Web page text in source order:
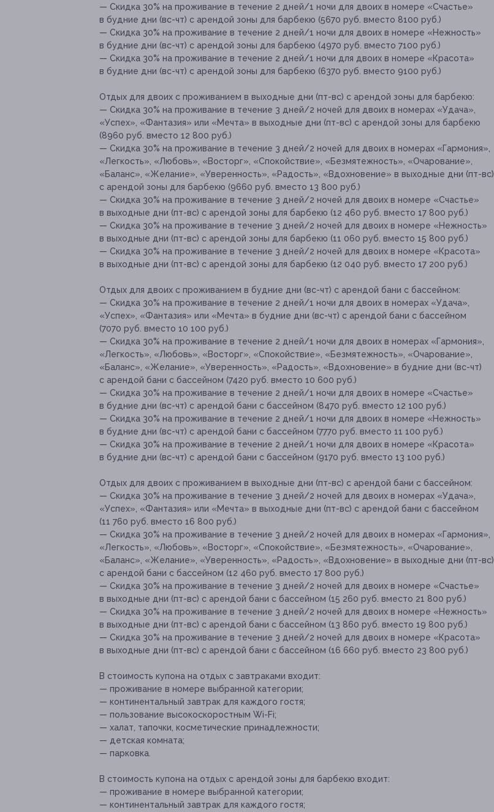
— Скидка 30% на проживание в течение 2 дней/1 ночи для двоих в номере «Счастье»
в будние дни (вс-чт) с арендой зоны для барбекю (5670 руб. вместо 8100 руб.)
— Скидка 30% на проживание в течение 2 дней/1 ночи для двоих в номере «Нежность»
в будние дни (вс-чт) с арендой зоны для барбекю (4970 руб. вместо 7100 руб.)
— Скидка 30% на проживание в течение 2 дней/1 ночи для двоих в номере «Красота»
в будние дни (вс-чт) с арендой зоны для барбекю (6370 руб. вместо 9100 руб.)
Отдых для двоих с проживанием в выходные дни (пт-вс) с арендой зоны для барбекю:
— Скидка 30% на проживание в течение 3 дней/2 ночей для двоих в номерах «Удача»,
«Успех», «Фантазия» или «Мечта» в выходные дни (пт-вс) с арендой зоны для барбекю
(8960 руб. вместо 12 800 руб.)
— Скидка 30% на проживание в течение 3 дней/2 ночей для двоих в номерах «Гармония»,
«Легкость», «Любовь», «Восторг», «Спокойствие», «Безмятежность», «Очарование»,
«Баланс», «Желание», «Уверенность», «Радость», «Вдохновение» в выходные дни (пт-вс)
с арендой зоны для барбекю (9660 руб. вместо 13 800 руб.)
— Скидка 30% на проживание в течение 3 дней/2 ночей для двоих в номере «Счастье»
в выходные дни (пт-вс) с арендой зоны для барбекю (12 460 руб. вместо 17 800 руб.)
— Скидка 30% на проживание в течение 3 дней/2 ночей для двоих в номере «Нежность»
в выходные дни (пт-вс) с арендой зоны для барбекю (11 060 руб. вместо 15 800 руб.)
— Скидка 30% на проживание в течение 3 дней/2 ночей для двоих в номере «Красота»
в выходные дни (пт-вс) с арендой зоны для барбекю (12 040 руб. вместо 17 200 руб.)
Отдых для двоих с проживанием в будние дни (вс-чт) с арендой бани с бассейном:
— Скидка 30% на проживание в течение 2 дней/1 ночи для двоих в номерах «Удача»,
«Успех», «Фантазия» или «Мечта» в будние дни (вс-чт) с арендой бани с бассейном
(7070 руб. вместо 10 100 руб.)
— Скидка 30% на проживание в течение 2 дней/1 ночи для двоих в номерах «Гармония»,
«Легкость», «Любовь», «Восторг», «Спокойствие», «Безмятежность», «Очарование»,
«Баланс», «Желание», «Уверенность», «Радость», «Вдохновение» в будние дни (вс-чт)
с арендой бани с бассейном (7420 руб. вместо 10 600 руб.)
— Скидка 30% на проживание в течение 2 дней/1 ночи для двоих в номере «Счастье»
в будние дни (вс-чт) с арендой бани с бассейном (8470 руб. вместо 12 100 руб.)
— Скидка 30% на проживание в течение 2 дней/1 ночи для двоих в номере «Нежность»
в будние дни (вс-чт) с арендой бани с бассейном (7770 руб. вместо 11 100 руб.)
— Скидка 30% на проживание в течение 2 дней/1 ночи для двоих в номере «Красота»
в будние дни (вс-чт) с арендой бани с бассейном (9170 руб. вместо 13 100 руб.)
Отдых для двоих с проживанием в выходные дни (пт-вс) с арендой бани с бассейном:
— Скидка 30% на проживание в течение 3 дней/2 ночей для двоих в номерах «Удача»,
«Успех», «Фантазия» или «Мечта» в выходные дни (пт-вс) с арендой бани с бассейном
(11 760 руб. вместо 16 800 руб.)
— Скидка 30% на проживание в течение 3 дней/2 ночей для двоих в номерах «Гармония»,
«Легкость», «Любовь», «Восторг», «Спокойствие», «Безмятежность», «Очарование»,
«Баланс», «Желание», «Уверенность», «Радость», «Вдохновение» в выходные дни (пт-вс)
с арендой бани с бассейном (12 460 руб. вместо 17 800 руб.)
— Скидка 30% на проживание в течение 3 дней/2 ночей для двоих в номере «Счастье»
в выходные дни (пт-вс) с арендой бани с бассейном (15 260 руб. вместо 21 800 руб.)
— Скидка 30% на проживание в течение 3 дней/2 ночей для двоих в номере «Нежность»
в выходные дни (пт-вс) с арендой бани с бассейном (13 860 руб. вместо 19 800 руб.)
— Скидка 30% на проживание в течение 3 дней/2 ночей для двоих в номере «Красота»
в выходные дни (пт-вс) с арендой бани с бассейном (16 660 руб. вместо 23 800 руб.)
В стоимость купона на отдых с завтраками входит:
— проживание в номере выбранной категории;
— континентальный завтрак для каждого гостя;
— пользование высокоскоростным Wi-Fi;
— халат, тапочки, косметические принадлежности;
— детская комната;
— парковка.
В стоимость купона на отдых с арендой зоны для барбекю входит:
— проживание в номере выбранной категории;
— континентальный завтрак для каждого гостя;